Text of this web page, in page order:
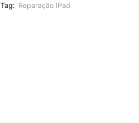
Tag: Reparação IPad